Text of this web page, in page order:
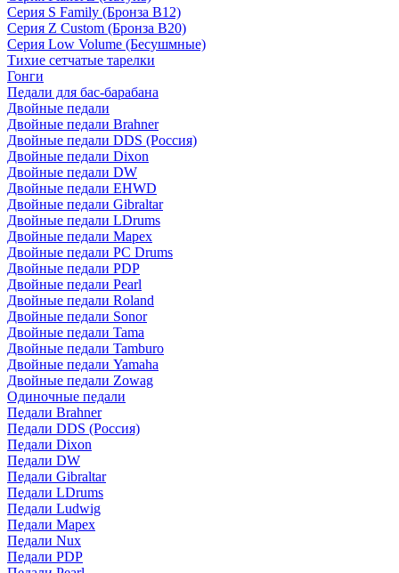
Серия S Family (Бронза B12)
Серия Z Custom (Бронза B20)
Серия Low Volume (Бесушмные)
Тихие сетчатые тарелки
Гонги
Педали для бас-барабана
Двойные педали
Двойные педали Brahner
Двойные педали DDS (Россия)
Двойные педали Dixon
Двойные педали DW
Двойные педали EHWD
Двойные педали Gibraltar
Двойные педали LDrums
Двойные педали Mapex
Двойные педали PC Drums
Двойные педали PDP
Двойные педали Pearl
Двойные педали Roland
Двойные педали Sonor
Двойные педали Tama
Двойные педали Tamburo
Двойные педали Yamaha
Двойные педали Zowag
Одиночные педали
Педали Brahner
Педали DDS (Россия)
Педали Dixon
Педали DW
Педали Gibraltar
Педали LDrums
Педали Ludwig
Педали Mapex
Педали Nux
Педали PDP